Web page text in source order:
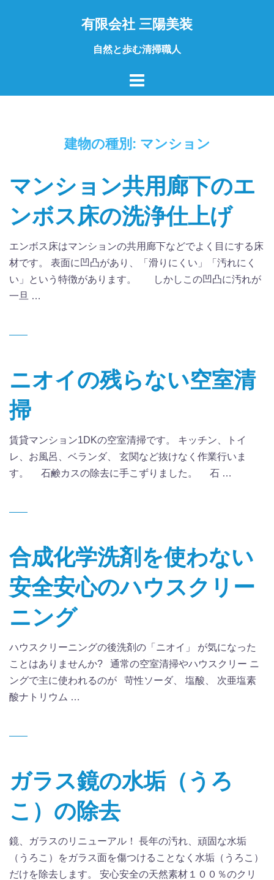
有限会社 三陽美装
自然と歩む清掃職人
建物の種別: マンション
マンション共用廊下のエ
ンボス床の洗浄仕上げ
エンボス床はマンションの共用廊下などでよく目にする床
材です。 表面に凹凸があり、「滑りにくい」「汚れにく
い」という特徴があります。 しかしこの凹凸に汚れが
一旦 …
ニオイの残らない空室清
掃
賃貸マンション1DKの空室清掃です。 キッチン、トイ
レ、お風呂、ベランダ、 玄関など抜けなく作業行いま
す。 石鹸カスの除去に手こずりました。 石 …
合成化学洗剤を使わない
安全安心のハウスクリー
ニング
ハウスクリーニングの後洗剤の「ニオイ」 が気になった
ことはありませんか? 通常の空室清掃やハウスクリー ニ
ングで主に使われるのが 苛性ソーダ、 塩酸、 次亜塩素
酸ナトリウム …
ガラス鏡の水垢（うろ
こ）の除去
鏡、ガラスのリニューアル！ 長年の汚れ、頑固な水垢
（うろこ）をガラス面を傷つけることなく水垢（うろこ）
だけを除去します。 安心安全の天然素材１００％のクリ